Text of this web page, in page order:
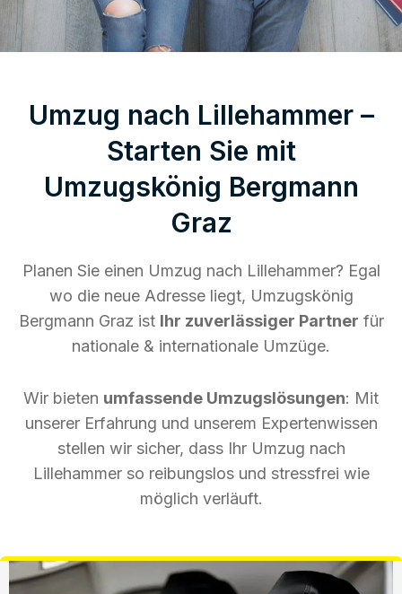
Umzug nach Lillehammer –
Starten Sie mit
Umzugskönig Bergmann
Graz
Planen Sie einen Umzug nach Lillehammer? Egal
wo die neue Adresse liegt, Umzugskönig
Bergmann Graz ist Ihr zuverlässiger Partner für
nationale & internationale Umzüge.
Wir bieten umfassende Umzugslösungen: Mit
unserer Erfahrung und unserem Expertenwissen
stellen wir sicher, dass Ihr Umzug nach
Lillehammer so reibungslos und stressfrei wie
möglich verläuft.